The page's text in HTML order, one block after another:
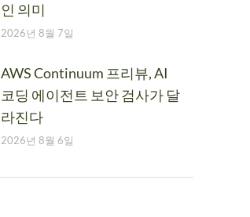
인 의미
2026년 8월 7일
AWS Continuum 프리뷰, AI
코딩 에이전트 보안 검사가 달
라진다
2026년 8월 6일